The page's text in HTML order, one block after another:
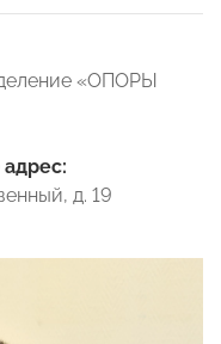
«ОПОРЫ
д. 19